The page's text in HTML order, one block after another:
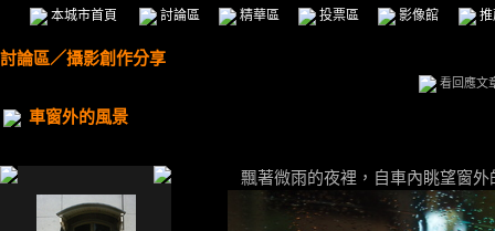
本城市首頁 討論區 精華區 投票區 影像館
討論區／攝影創作分享
看回應文
車窗外的風景
飄著微雨的夜裡，自車內眺望窗